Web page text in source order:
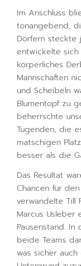
Im Anschluss
tonangebend,
Dörfern steckte
entwickelte
körperliches
Mannschaften
und Scheibeln
Blumentopf zu
beherrschte
Tugenden, die
matschigen
besser als die
Das Resultat
Chancen für
verwandelte Till
Marcus Usleber
Pausenstand.
beide Teams
was sicher